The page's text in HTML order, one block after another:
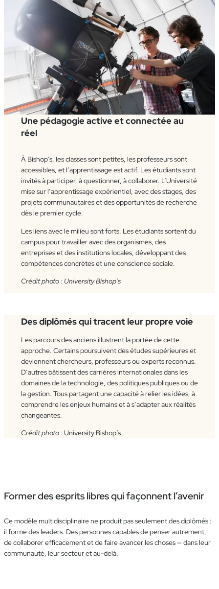
Une pédagogie active et connectée au
réel
À Bishop’s, les classes sont petites, les professeurs sont
accessibles, et l’apprentissage est actif. Les étudiants sont
invités à participer, à questionner, à collaborer. L’Université
mise sur l’apprentissage expérientiel, avec des stages, des
projets communautaires et des opportunités de recherche
dès le premier cycle.
Les liens avec le milieu sont forts. Les étudiants sortent du
campus pour travailler avec des organismes, des
entreprises et des institutions locales, développant des
compétences concrètes et une conscience sociale.
Crédit photo : University Bishop’s
Des diplômés qui tracent leur propre voie
Les parcours des anciens illustrent la portée de cette
approche. Certains poursuivent des études supérieures et
deviennent chercheurs, professeurs ou experts reconnus.
D’autres bâtissent des carrières internationales dans les
domaines de la technologie, des politiques publiques ou de
la gestion. Tous partagent une capacité à relier les idées, à
comprendre les enjeux humains et à s’adapter aux réalités
changeantes.
Crédit photo : University Bishop’s
Former des esprits libres qui façonnent l’avenir
Ce modèle multidisciplinaire ne produit pas seulement des diplômés :
il forme des leaders. Des personnes capables de penser autrement,
de collaborer efficacement et de faire avancer les choses — dans leur
communauté, leur secteur et au-delà.